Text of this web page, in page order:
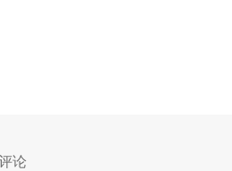
动手给电脑换屏幕。
论